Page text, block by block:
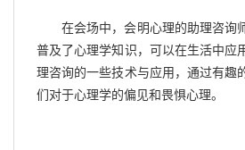
在会场中，会明心理的助理咨询
普及了心理学知识，可以在生活中应
理咨询的一些技术与应用，通过有趣
们对于心理学的偏见和畏惧心理。